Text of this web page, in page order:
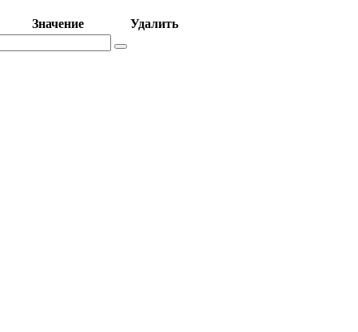
Значение Удалить